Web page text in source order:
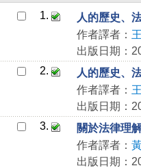
1.
人的歷史、
作者譯者：
出版日期：
2.
人的歷史、
作者譯者：
出版日期：
3.
關於法律理
作者譯者：
出版日期：